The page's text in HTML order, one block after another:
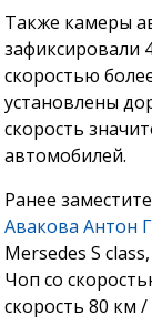
Также камеры
зафиксировали
скоростью
установлены
скорость
автомобилей.
Ранее
Авакова Антон
Mersedes S
Чоп со
скорость 80 км